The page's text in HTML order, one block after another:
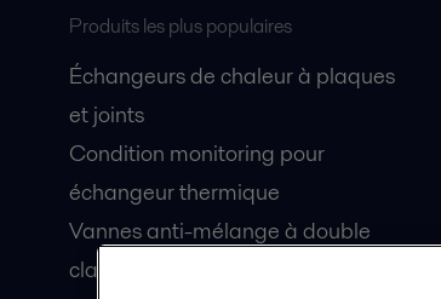
Produits les plus populaires
Échangeurs de chaleur à plaques
et joints
Condition monitoring pour
échangeur thermique
Vannes anti-mélange à double
clapet Unique Mixproof